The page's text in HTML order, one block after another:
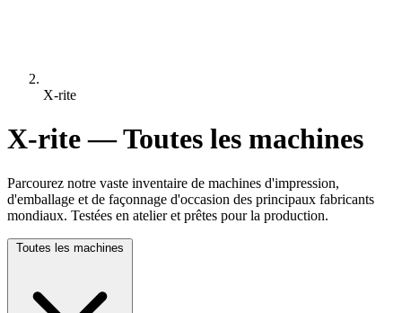
X-rite
X-rite — Toutes les machines
Parcourez notre vaste inventaire de machines d'impression,
d'emballage et de façonnage d'occasion des principaux fabricants
mondiaux. Testées en atelier et prêtes pour la production.
Toutes les machines